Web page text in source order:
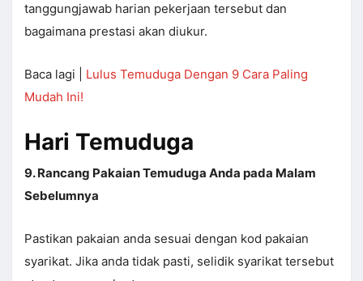
tanggungjawab harian pekerjaan tersebut dan
bagaimana prestasi akan diukur.
Baca lagi | Lulus Temuduga Dengan 9 Cara Paling
Mudah Ini!
Hari Temuduga
9. Rancang Pakaian Temuduga Anda pada Malam
Sebelumnya
Pastikan pakaian anda sesuai dengan kod pakaian
syarikat. Jika anda tidak pasti, selidik syarikat tersebut